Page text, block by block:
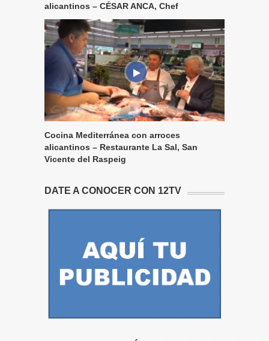
alicantinos – CÉSAR ANCA, Chef
Cocina Mediterránea con arroces
alicantinos – Restaurante La Sal, San
Vicente del Raspeig
DATE A CONOCER CON 12TV